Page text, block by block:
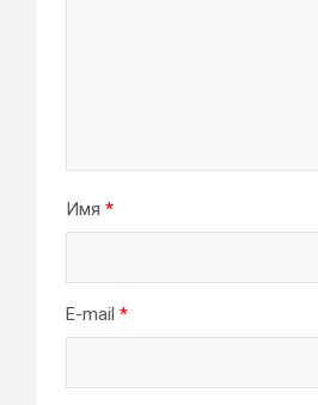
Имя *
E-mail *